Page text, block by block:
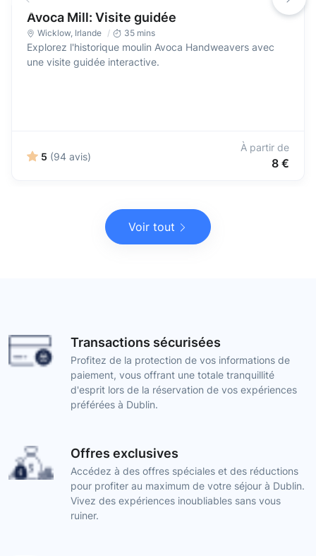
Avoca Mill: Visite guidée
Wicklow, Irlande 35 mins
Explorez l'historique moulin Avoca Handweavers avec
une visite guidée interactive.
5 (94 avis)
À partir de
8 €
Voir tout
Transactions sécurisées
Profitez de la protection de vos informations de
paiement, vous offrant une totale tranquillité
d'esprit lors de la réservation de vos expériences
préférées à Dublin.
Offres exclusives
Accédez à des offres spéciales et des réductions
pour profiter au maximum de votre séjour à Dublin.
Vivez des expériences inoubliables sans vous
ruiner.